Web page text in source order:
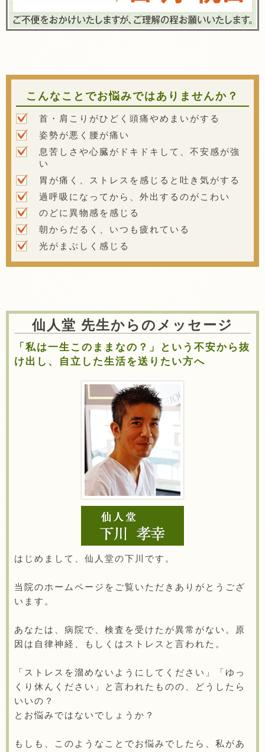
こんなことでお悩みではありませんか？
首・肩こりがひどく頭痛やめまいがする
姿勢が悪く腰が痛い
息苦しさや心臓がドキドキして、不安感が強
い
胃が痛く、ストレスを感じると吐き気がする
過呼吸になってから、外出するのがこわい
のどに異物感を感じる
朝からだるく、いつも疲れている
光がまぶしく感じる
仙人堂 先生からのメッセージ
「私は一生このままなの？」という不安から抜
け出し、自立した生活を送りたい方へ
はじめまして、仙人堂の下川です。
当院のホームページをご覧いただきありがとうござ
います。
あなたは、病院で、検査を受けたが異常がない。原
因は自律神経、もしくはストレスと言われた。
「ストレスを溜めないようにしてください」「ゆっ
くり休んください」と言われたものの、どうしたら
いいの？
とお悩みではないでしょうか？
もしも、このようなことでお悩みでしたら、私があ